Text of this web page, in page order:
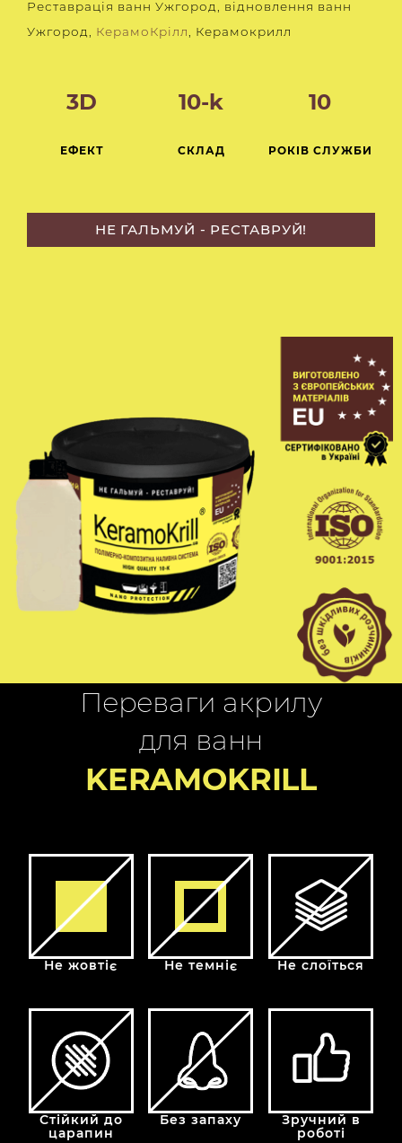
Реставрація ванн Ужгород, відновлення ванн
Ужгород, КерамоКрілл , Керамокрилл
3D
ЕФЕКТ
10-k
СКЛАД
10
РОКІВ СЛУЖБИ
НЕ ГАЛЬМУЙ - РЕСТАВРУЙ!
Переваги акрилу
для ванн
KERAMOKRILL
Не жовтіє Не темніє Не слоїться
Стійкий до
царапин
Без запаху
Зручний в
роботі